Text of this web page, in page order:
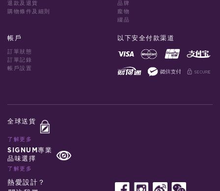
退款及退貨
購物條件及細則
品牌
龐物
綴品
帳戶
訂單狀態
訂單記錄
帳戶設置
以下安全付款渠道
全球送貨
了解更多
SIGNUM專業
品味選擇
了解更多
熱愛設計？